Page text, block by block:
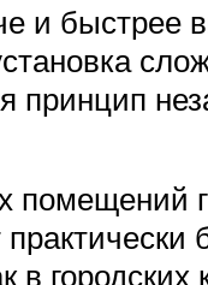
и быстрее
принцип
в